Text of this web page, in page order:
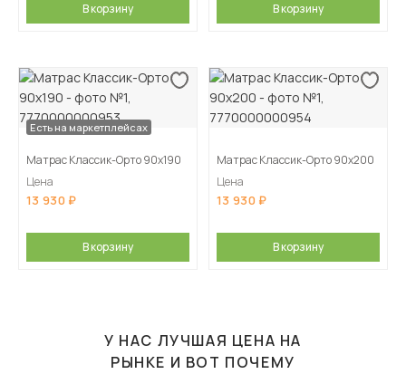
В корзину В корзину
Есть на маркетплейсах
Матрас Классик-Орто 90х190
Цена
13 930
В корзину
Матрас Классик-Орто 90х200
Цена
13 930
В корзину
У НАС ЛУЧШАЯ ЦЕНА НА
РЫНКЕ И ВОТ ПОЧЕМУ